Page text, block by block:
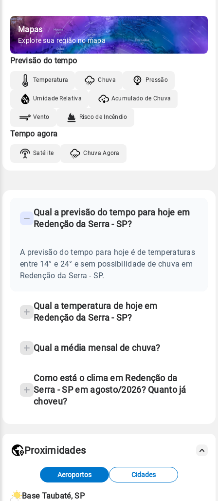
Mapas
Explore sua região no mapa
Previsão do tempo
Temperatura Chuva Pressão
Umidade Relativa Acumulado de Chuva
Vento Risco de Incêndio
Tempo agora
Satélite Chuva Agora
TEMPO
REDENÇÃO
SERRA
Perguntas
sobre
chuva
Qual a previsão do tempo para hoje em
Redenção da Serra - SP?
A previsão do tempo para hoje é de temperaturas
entre 14° e 24° e sem possibilidade de chuva em
Redenção da Serra - SP.
Qual a temperatura de hoje em
Redenção da Serra - SP?
Qual a média mensal de chuva?
Fonte: 30 anos de dados de reanálise ERA5.
Como está o clima em Redenção da
Serra - SP em agosto/2026? Quanto já
choveu?
Fonte: dados combinados de estações
meteorológicas e satélite do Centro de Previsão
de Tempo e Estudos Climáticos (CPTEC).
Proximidades
Aeroportos Cidades
Base Taubaté, SP